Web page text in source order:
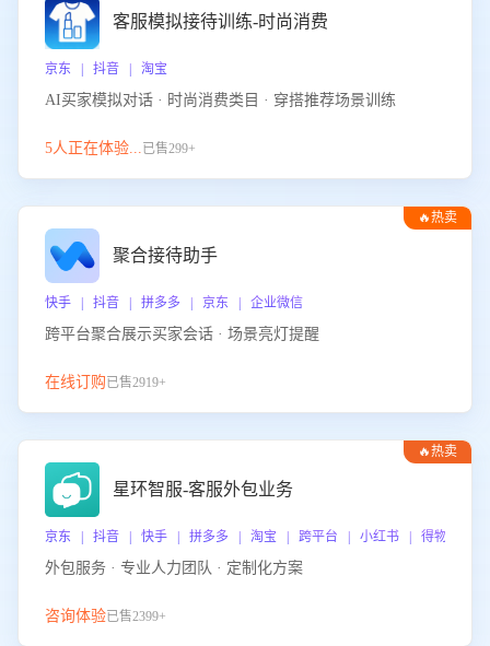
客服模拟接待训练-时尚消费
京东 | 抖音 | 淘宝
AI买家模拟对话 · 时尚消费类目 · 穿搭推荐场景训练
5人正在体验...已售299+
🔥热卖
聚合接待助手
快手 | 抖音 | 拼多多 | 京东 | 企业微信
跨平台聚合展示买家会话 · 场景亮灯提醒
在线订购已售2919+
🔥热卖
星环智服-客服外包业务
京东 | 抖音 | 快手 | 拼多多 | 淘宝 | 跨平台 | 小红书 | 得物 | 企
外包服务 · 专业人力团队 · 定制化方案
咨询体验已售2399+